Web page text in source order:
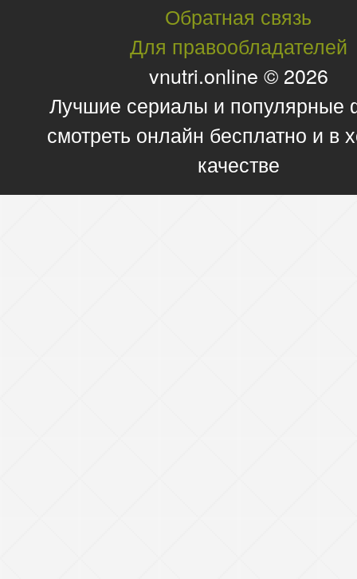
Обратная связь
Для правообладателей
vnutri.online © 2026
Лучшие сериалы и
смотреть онлайн бесплатно и в
качестве